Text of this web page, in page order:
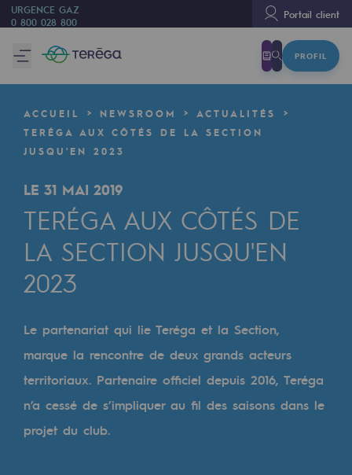
URGENCE GAZ
0 800 028 800
Portail client
PROFIL
Nous sommes
80 ans d'histoire
Teréga
Teréga
Accélérateur de la transition énergétique
Un réseau local et européen
Une organisation adaptative et ouverte
Digitalisation
Transversalité et Collaboratif
Notre culture et nos valeurs
ACCUEIL NEWSROOM
ACTUALITÉS
TERÉGA AUX CÔTÉS DE LA SECTION
JUSQU'EN 2023
LE 31 MAI 2019
TERÉGA AUX CÔTÉS DE
LA SECTION JUSQU'EN
2023
Le partenariat qui lie Teréga et la Section,
marque la rencontre de deux grands acteurs
territoriaux. Partenaire officiel depuis 2016, Teréga
n’a cessé de s’impliquer au fil des saisons dans le
projet du club.